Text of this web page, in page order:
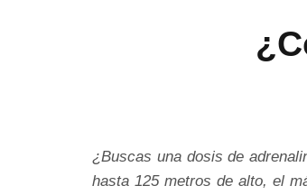
¿Buscas una dosis de
hasta 125 metros de alto, el